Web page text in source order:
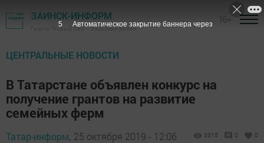
ЗАИНСК-ИНФОРМ
Газета "Новый Зай" - Заинский район
ЦЕНТРАЛЬНЫЕ НОВОСТИ
В Татарстане объявлен конкурс на
получение грантов на развитие
семейных ферм
Татар-информ, 25 октября 2019 - 12:06 3315 0 0
3 Автоматическое закрытие баннера через